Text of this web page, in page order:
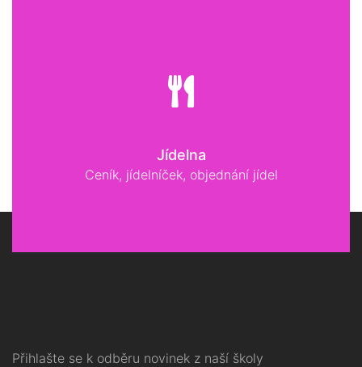
Jídelna
Ceník, jídelníček, objednání jídel
Přihlašte se k odběru novinek z naší školy